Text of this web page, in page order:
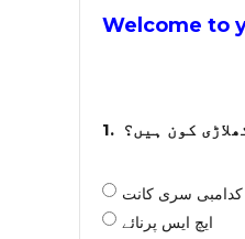
Welcome to
1.
کدامبی سری کانت
ایچ ایس پرنائے